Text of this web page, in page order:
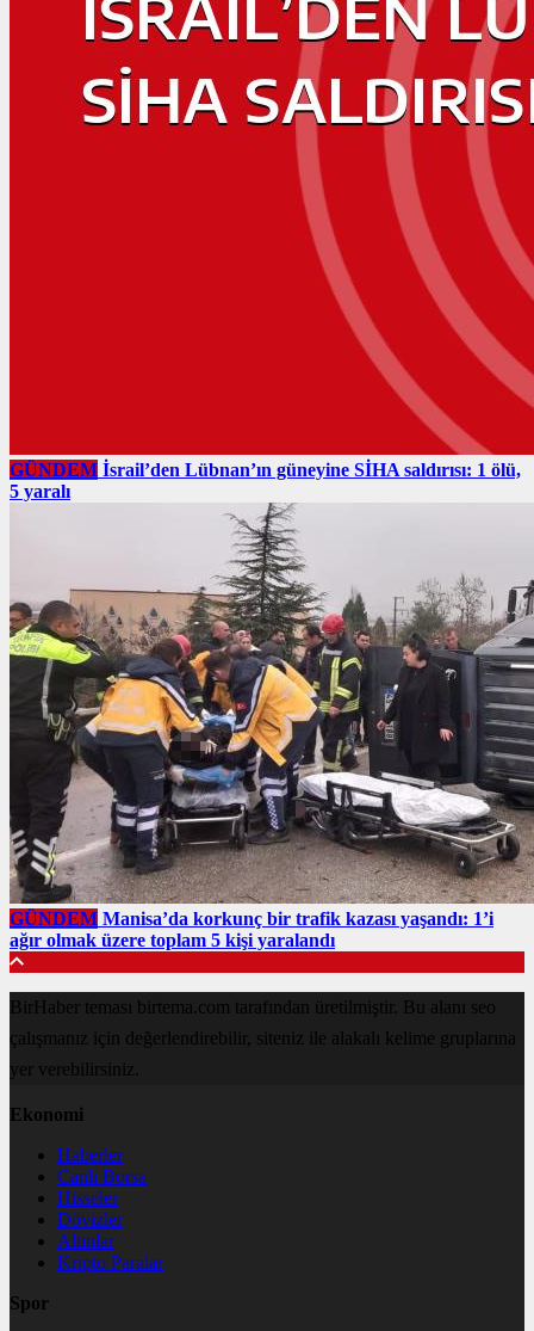
GÜNDEM İsrail’den Lübnan’ın güneyine SİHA saldırısı: 1 ölü,
5 yaralı
GÜNDEM Manisa’da korkunç bir trafik kazası yaşandı: 1’i
ağır olmak üzere toplam 5 kişi yaralandı
BirHaber teması birtema.com tarafından üretilmiştir. Bu alanı seo
çalışmanız için değerlendirebilir, siteniz ile alakalı kelime gruplarına
yer verebilirsiniz.
Ekonomi
Haberler
Canlı Borsa
Hisseler
Dövizler
Altınlar
Kripto Paralar
Spor